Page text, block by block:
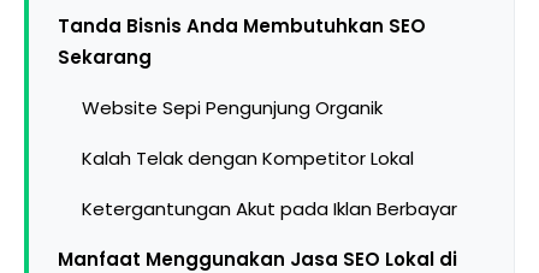
Tanda Bisnis Anda Membutuhkan SEO
Sekarang
Website Sepi Pengunjung Organik
Kalah Telak dengan Kompetitor Lokal
Ketergantungan Akut pada Iklan Berbayar
Manfaat Menggunakan Jasa SEO Lokal di